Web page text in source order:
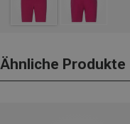
Ähnliche Produkte